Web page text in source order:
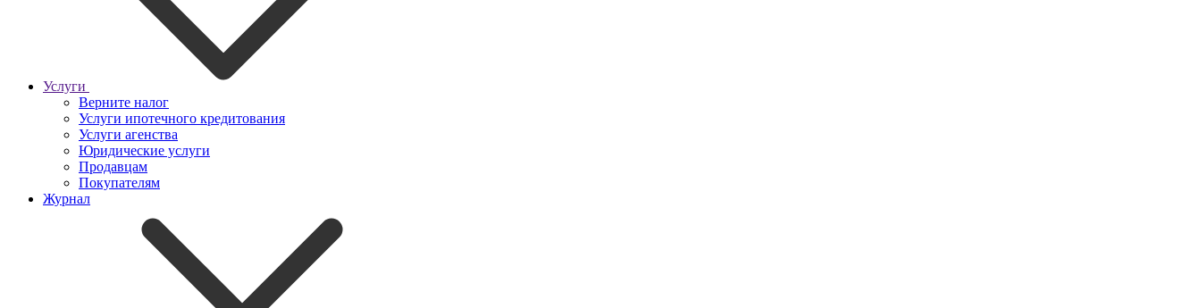
Услуги
Верните налог
Услуги ипотечного кредитования
Услуги агенства
Юридические услуги
Продавцам
Покупателям
Журнал